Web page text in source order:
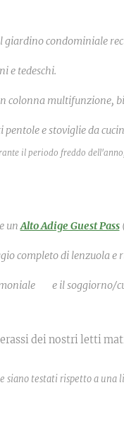
giardino condominiale
e tedeschi.
colonna multifunzione,
pentole e stoviglie da
il periodo freddo
unAlto Adige Guest Pass
completo di lenzuola e
🛏 e il soggiorno/
dei nostri letti
siano testati rispetto a